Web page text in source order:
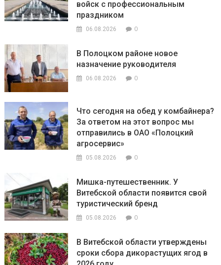
войск с профессиональным
праздником
06.08.2026 0
В Полоцком районе новое
назначение руководителя
06.08.2026 0
Что сегодня на обед у комбайнера?
За ответом на этот вопрос мы
отправились в ОАО «Полоцкий
агросервис»
05.08.2026 0
Мишка-путешественник. У
Витебской области появится свой
туристический бренд
05.08.2026 0
В Витебской области утверждены
сроки сбора дикорастущих ягод в